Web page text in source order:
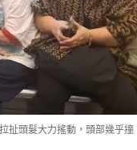
扯頭髮大力搖動，頭部幾乎撞